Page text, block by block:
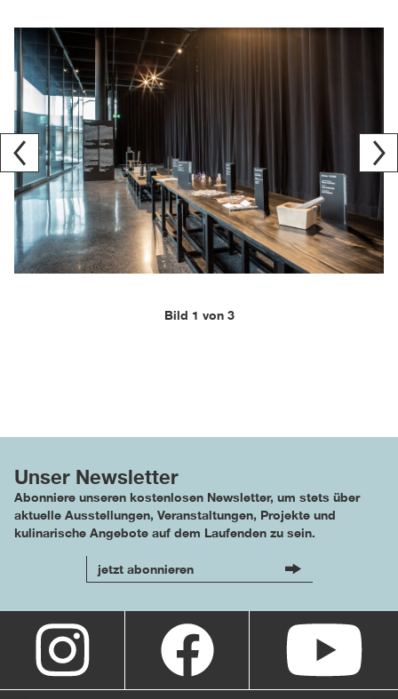
Bild 1 von 3
Unser Newsletter
Abonniere unseren kostenlosen Newsletter, um stets über
aktuelle Ausstellungen, Veranstaltungen, Projekte und
kulinarische Angebote auf dem Laufenden zu sein.
jetzt abonnieren